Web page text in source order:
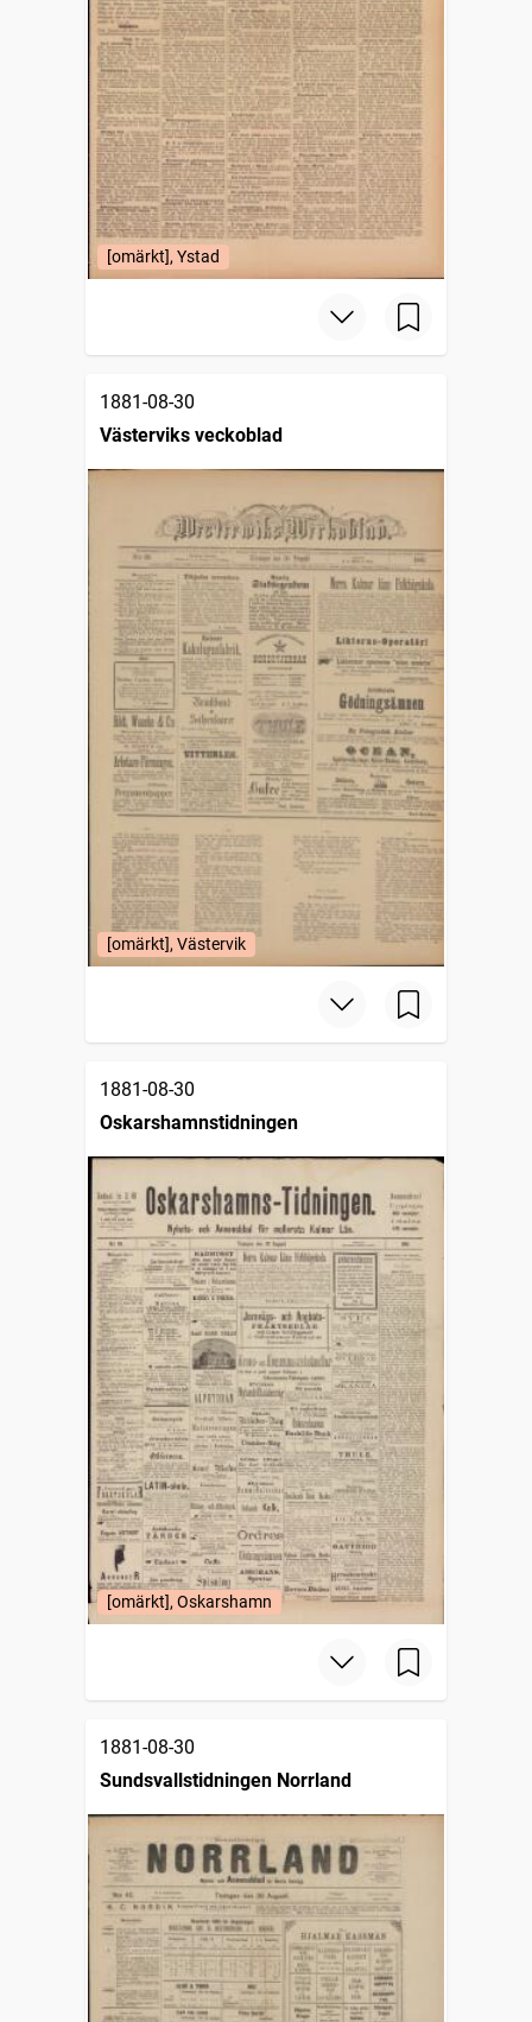
[omärkt], Ystad
1881-08-30
Västerviks veckoblad
[omärkt], Västervik
1881-08-30
Oskarshamnstidningen
[omärkt], Oskarshamn
1881-08-30
Sundsvallstidningen Norrland